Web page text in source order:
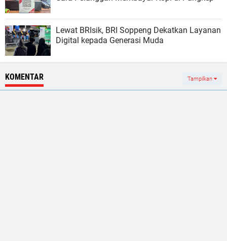
Lewat BRIsik, BRI Soppeng Dekatkan Layanan
Digital kepada Generasi Muda
KOMENTAR Tampilkan